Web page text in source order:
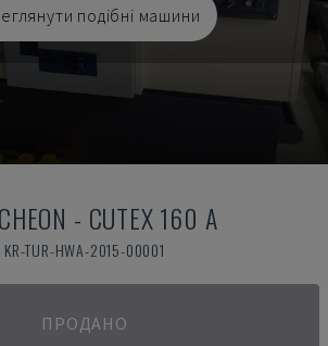
подібні машини
- CUTEX 160 A
KR-TUR-HWA-2015-00001
ПРОДАНО